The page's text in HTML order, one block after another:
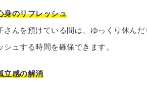
身のリフレッシュ
さんを預けている間は、ゆっくり休ん
シュする時間を確保できます。
立感の解消